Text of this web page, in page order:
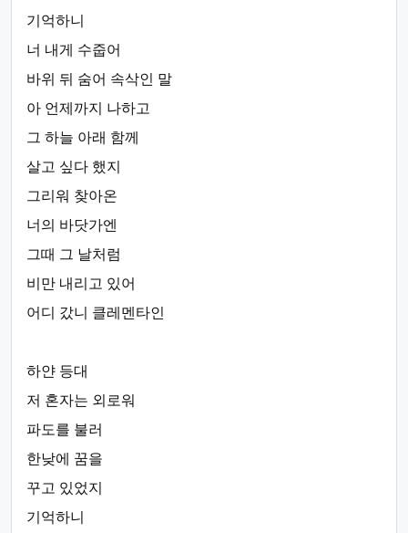
기억하니
너 내게 수줍어
바위 뒤 숨어 속삭인 말
아 언제까지 나하고
그 하늘 아래 함께
살고 싶다 했지
그리워 찾아온
너의 바닷가엔
그때 그 날처럼
비만 내리고 있어
어디 갔니 클레멘타인
하얀 등대
저 혼자는 외로워
파도를 불러
한낮에 꿈을
꾸고 있었지
기억하니